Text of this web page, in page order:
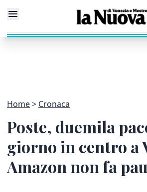
Home Cronaca
Poste, duemila
giorno in centro a
Amazon non fa